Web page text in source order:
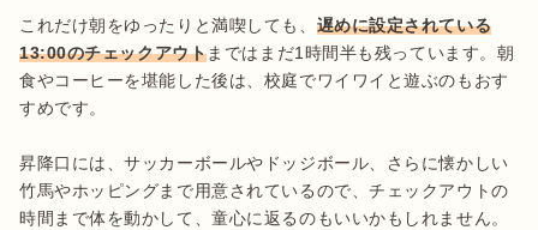
これだけ朝をゆったりと満喫しても、 遅めに設定されている
13:00のチェックアウトまではまだ1時間半も残っています。朝
食やコーヒーを堪能した後は、校庭でワイワイと遊ぶのもおす
すめです。
昇降口には、サッカーボールやドッジボール、さらに懐かしい
竹馬やホッピングまで用意されているので、チェックアウトの
時間まで体を動かして、童心に返るのもいいかもしれません。